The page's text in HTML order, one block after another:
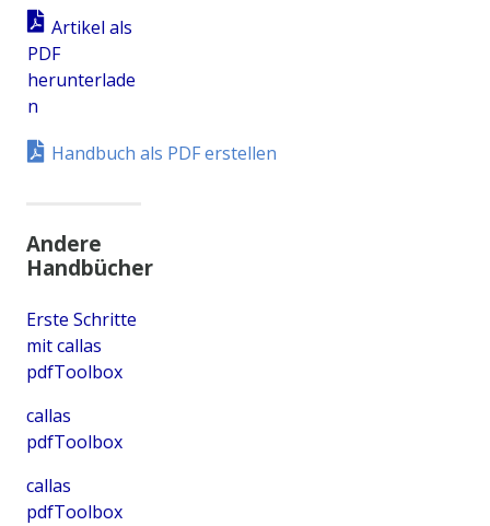
Artikel als
PDF
herunterlade
n
Handbuch als PDF erstellen
Andere
Handbücher
Erste Schritte
mit callas
pdfToolbox
callas
pdfToolbox
callas
pdfToolbox